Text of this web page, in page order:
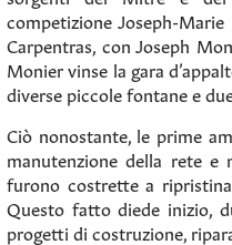
competizione Joseph-
Carpentras, con Joseph
Monier vinse la gara
diverse piccole fontane e
Ciò nonostante, le prime
manutenzione della rete e
furono costrette a
Questo fatto diede inizio,
progetti di costruzione,